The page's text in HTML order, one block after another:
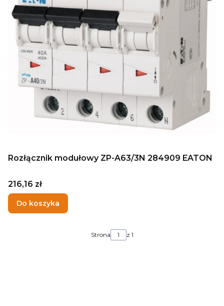
Rozłącznik modułowy ZP-A63/3N 284909 EATON
Cena
216,16 zł
Do koszyka
Strona z 1